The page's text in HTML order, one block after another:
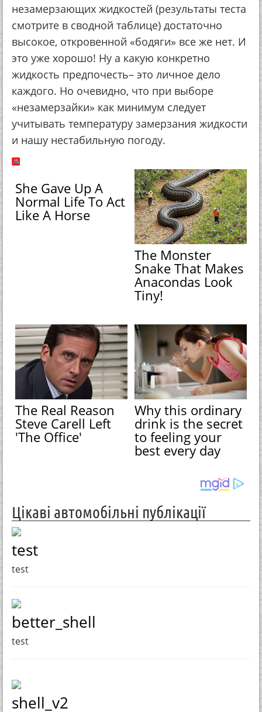
незамерзающих жидкостей (результаты теста
смотрите в сводной таблице) достаточно
высокое, откровенной «бодяги» все же нет. И
это уже хорошо! Ну а какую конкретно
жидкость предпочесть– это личное дело
каждого. Но очевидно, что при выборе
«незамерзайки» как минимум следует
учитывать температуру замерзания жидкости
и нашу нестабильную погоду.
She Gave Up A
Normal Life To Act
Like A Horse
The Monster
Snake That Makes
Anacondas Look
Tiny!
The Real Reason
Steve Carell Left
'The Office'
Why this ordinary
drink is the secret
to feeling your
best every day
Цікаві автомобільні публікації
test
test
better_shell
test
shell_v2